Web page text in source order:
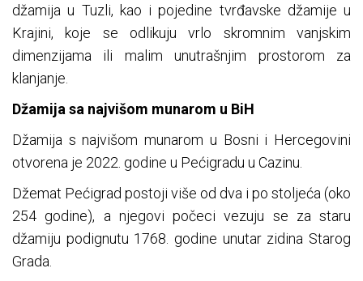
džamija u Tuzli, kao i pojedine tvrđavske džamije u
Krajini, koje se odlikuju vrlo skromnim vanjskim
dimenzijama ili malim unutrašnjim prostorom za
klanjanje.
Džamija sa najvišom munarom u BiH
Džamija s najvišom munarom u Bosni i Hercegovini
otvorena je 2022. godine u Pećigradu u Cazinu.
Džemat Pećigrad postoji više od dva i po stoljeća (oko
254 godine), a njegovi počeci vezuju se za staru
džamiju podignutu 1768. godine unutar zidina Starog
Grada.